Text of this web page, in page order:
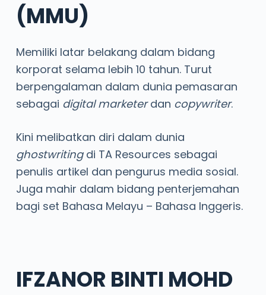
(MMU)
Memiliki latar belakang dalam bidang
korporat selama lebih 10 tahun. Turut
berpengalaman dalam dunia pemasaran
sebagai digital marketerdan copywriter.
Kini melibatkan diri dalam dunia
ghostwritingdi TA Resources sebagai
penulis artikel dan pengurus media sosial.
Juga mahir dalam bidang penterjemahan
bagi set Bahasa Melayu – Bahasa Inggeris.
IFZANOR BINTI MOHD